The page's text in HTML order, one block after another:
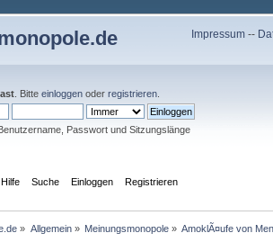
Impressum--
. Bitte einloggen oder registrieren
Passwort und Sitzungslänge
Hilfe Suche Einloggen Registrieren
» Allgemein» Meinungsmonopole» AmoklÃ¤ufe von